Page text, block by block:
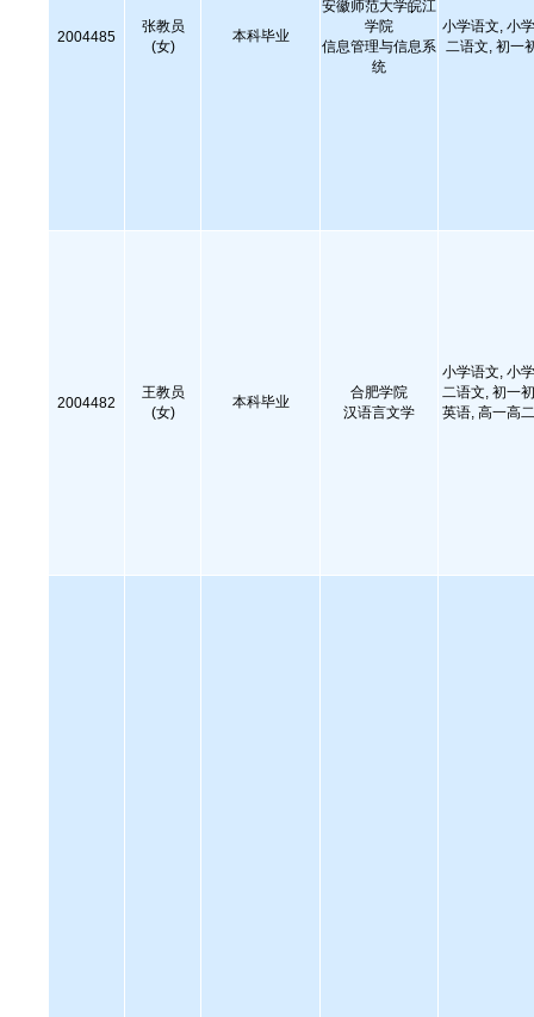
2004485
张教员
(女)
本科毕业
安徽师范大学皖江
学院
信息管理与信息系
统
小学语文, 小
二语文, 初一
2004482
王教员
(女)
本科毕业
合肥学院
汉语言文学
小学语文, 小
二语文, 初一
英语, 高一高